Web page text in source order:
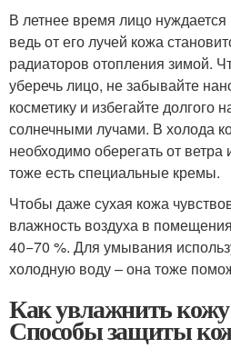
В летнее время лицо
ведь от его лучей кожа
радиаторов отопления зимой.
уберечь лицо, не забывайте
косметику и избегайте
солнечными лучами. В холода
необходимо оберегать от ветра
тоже есть специальные кремы.
Чтобы даже сухая кожа
влажность воздуха в
40−70 %. Для умывания
холодную воду – она тоже
Как увлажнить
Способы защиты